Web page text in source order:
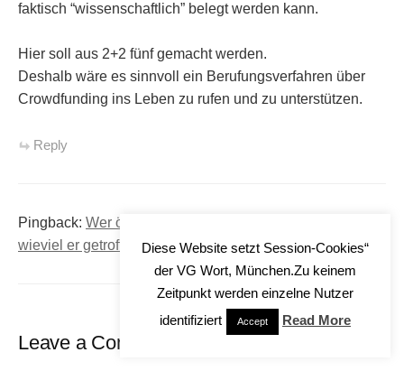
faktisch “wissenschaftlich” belegt werden kann.
Hier soll aus 2+2 fünf gemacht werden.
Deshalb wäre es sinnvoll ein Berufungsverfahren über
Crowdfunding ins Leben zu rufen und zu unterstützen.
Reply
Pingback: Wer öffentlich kegelt, muß nachzählen lassen,
wieviel er getroffen hat | Zitatesammler
Leave a Comment
Diese Website setzt Session-Cookies“
der VG Wort, München.Zu keinem
Zeitpunkt werden einzelne Nutzer
identifiziert
Accept Read More